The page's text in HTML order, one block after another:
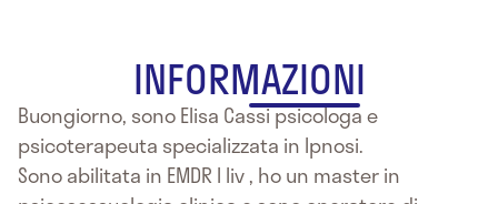
INFORMAZIONI
Buongiorno, sono Elisa Cassi psicologa e
psicoterapeuta specializzata in Ipnosi.
Sono abilitata in EMDR I liv , ho un master in